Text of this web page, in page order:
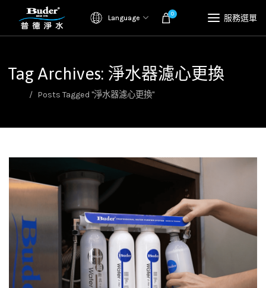
Language 0 服務選單
Tag Archives: 淨水器濾心更換
Posts Tagged "淨水器濾心更換"